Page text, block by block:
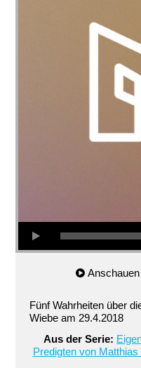
Anschauen
Fünf Wahrheiten über
Wiebe am 29.4.2018
Aus der Serie:
Predigten von Matthias